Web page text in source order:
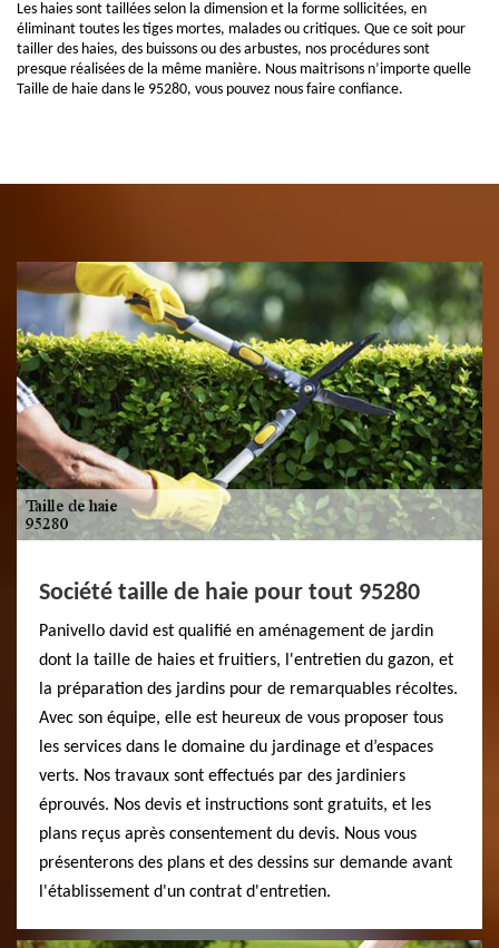
Les haies sont taillées selon la dimension et la forme sollicitées, en
éliminant toutes les tiges mortes, malades ou critiques. Que ce soit pour
tailler des haies, des buissons ou des arbustes, nos procédures sont
presque réalisées de la même manière. Nous maitrisons n’importe quelle
Taille de haie dans le 95280, vous pouvez nous faire confiance.
Société taille de haie pour tout 95280
Panivello david est qualifié en aménagement de jardin
dont la taille de haies et fruitiers, l'entretien du gazon, et
la préparation des jardins pour de remarquables récoltes.
Avec son équipe, elle est heureux de vous proposer tous
les services dans le domaine du jardinage et d’espaces
verts. Nos travaux sont effectués par des jardiniers
éprouvés. Nos devis et instructions sont gratuits, et les
plans reçus après consentement du devis. Nous vous
présenterons des plans et des dessins sur demande avant
l'établissement d'un contrat d'entretien.